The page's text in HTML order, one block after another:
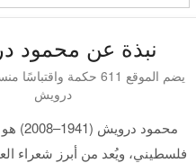
نبذة عن محمود
يضم الموقع 611 حكمة
درويش
محمود
فلسطيني، ويُعد من أبرز شعراء